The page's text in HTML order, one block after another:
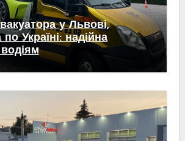
у Львові,
по Україні: надійна